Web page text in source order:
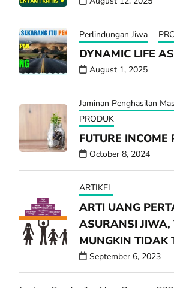
Perlindungan Jiwa
DYNAMIC LIFE
August 1, 2025
Jaminan Penghasilan
PRODUK
FUTURE INCOME
October 8, 2024
ARTIKEL
ARTI UANG
ASURANSI JIWA,
MUNGKIN TIDAK
September 6, 2023